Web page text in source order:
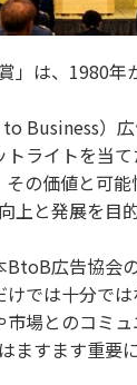
」は、1980
Business）
トライトを当
の価値と可能
上と発展を目
BtoB広告協会
けでは十分で
場とのコミ
ますます重要に